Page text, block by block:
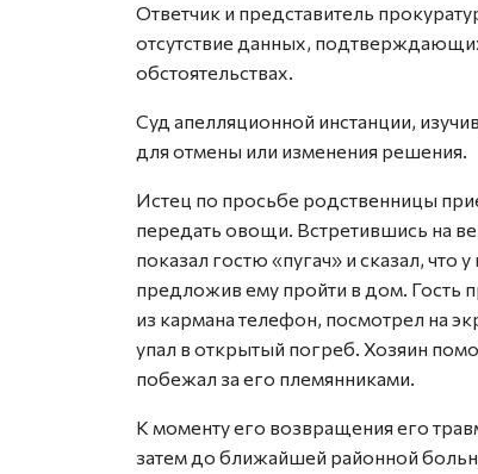
Ответчик и представитель
отсутствие данных,
обстоятельствах.
Суд апелляционной инстанции,
для отмены или изменения решения.
Истец по просьбе родственницы
передать овощи. Встретившись на
показал гостю «пугач» и сказал,
предложив ему пройти в дом. Гость
из кармана телефон, посмотрел на
упал в открытый погреб. Хозяин
побежал за его племянниками.
К моменту его возвращения его
затем до ближайшей районной